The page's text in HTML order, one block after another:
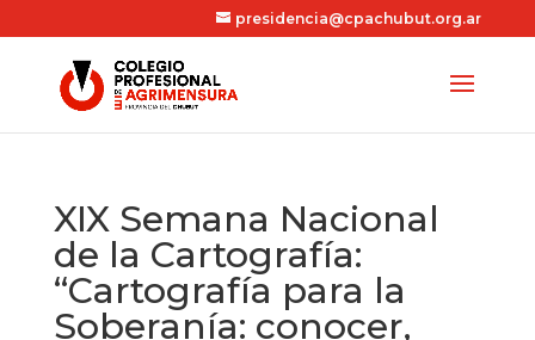
presidencia@cpachubut.org.ar
XIX Semana Nacional
de la Cartografía:
“Cartografía para la
Soberanía: conocer,